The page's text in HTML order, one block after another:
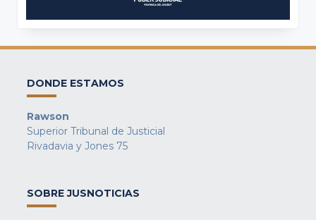
DONDE ESTAMOS
Rawson
Superior Tribunal de Justicial
Rivadavia y Jones 75
SOBRE JUSNOTICIAS